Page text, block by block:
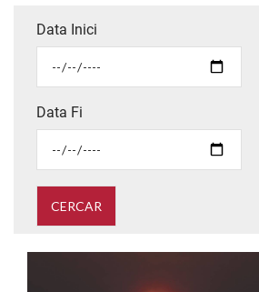
Data Inici
Data Fi